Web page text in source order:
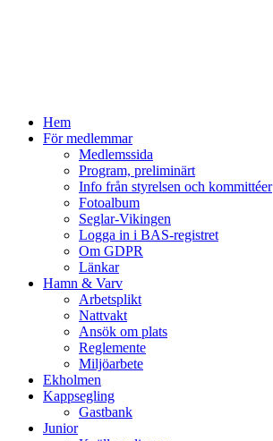
Hem
För medlemmar
Medlemssida
Program, preliminärt
Info från styrelsen och kommittéer
Fotoalbum
Seglar-Vikingen
Logga in i BAS-registret
Om GDPR
Länkar
Hamn & Varv
Arbetsplikt
Nattvakt
Ansök om plats
Reglemente
Miljöarbete
Ekholmen
Kappsegling
Gastbank
Junior